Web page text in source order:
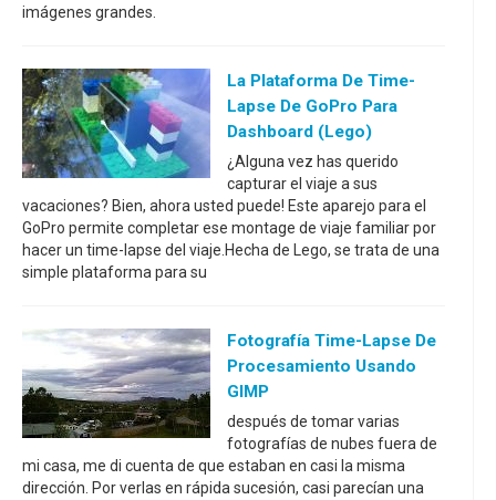
imágenes grandes.
La Plataforma De Time-
Lapse De GoPro Para
Dashboard (Lego)
¿Alguna vez has querido
capturar el viaje a sus
vacaciones? Bien, ahora usted puede! Este aparejo para el
GoPro permite completar ese montage de viaje familiar por
hacer un time-lapse del viaje.Hecha de Lego, se trata de una
simple plataforma para su
Fotografía Time-Lapse De
Procesamiento Usando
GIMP
después de tomar varias
fotografías de nubes fuera de
mi casa, me di cuenta de que estaban en casi la misma
dirección. Por verlas en rápida sucesión, casi parecían una